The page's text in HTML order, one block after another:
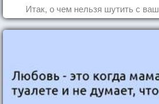
Итак, о чем нельзя шутить с